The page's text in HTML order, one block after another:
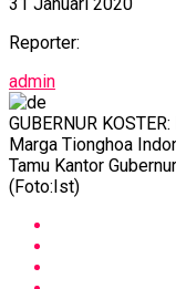
Reporter:
admin
GUBERNUR
Marga Tionghoa
Tamu Kantor
(Foto:Ist)